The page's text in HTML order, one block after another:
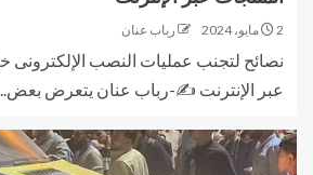
2 مايو، 2024 رباب عنان
نصائح لتجنب عمليات النصب الإلكترونى
عبر الإنترنت ✍-رباب عنان يتعرض